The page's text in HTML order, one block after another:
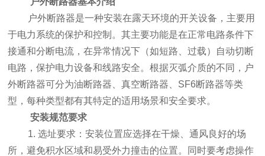
户外断路器是一种安装在露天环境的开关设备，主要用
于电力系统的保护和控制。其主要功能是在正常电路条件下
接通和分断电流，在异常情况下（如短路、过载）自动切断
电路，保护电力设备和线路安全。根据灭弧介质的不同，户
外断路器可分为油断路器、真空断路器、SF6断路器等类
型，每种类型都有其特定的适用场景和安全要求。
安装规范要求
1. 选址要求：安装位置应选择在干燥、通风良好的场
所，避免积水区域和易受外力撞击的位置。同时要考虑操作